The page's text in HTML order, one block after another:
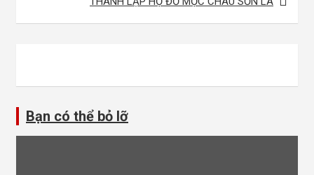
Bạn có thể bỏ lỡ